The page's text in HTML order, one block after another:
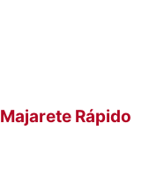
Majarete Rápido